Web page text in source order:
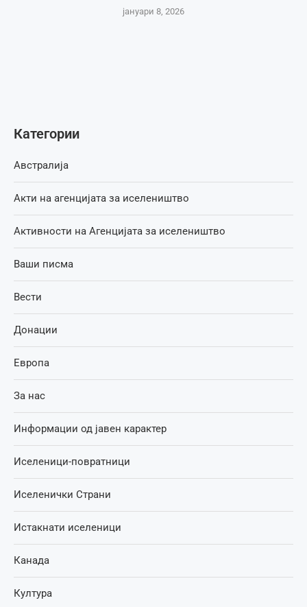
јануари 8, 2026
Категории
Австралија
Акти на агенцијата за иселеништво
Активности на Агенцијата за иселеништво
Ваши писма
Вести
Донации
Европа
За нас
Информации од јавен карактер
Иселеници-повратници
Иселенички Страни
Истакнати иселеници
Канада
Култура